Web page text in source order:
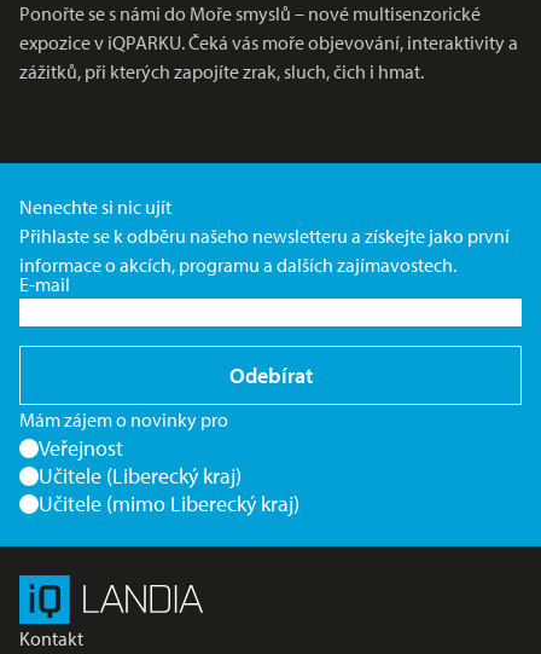
Ponořte se s námi do Moře smyslů – nové multisenzorické
expozice v iQPARKU. Čeká vás moře objevování, interaktivity a
zážitků, při kterých zapojíte zrak, sluch, čich i hmat.
Nenechte si nic ujít
Přihlaste se k odběru našeho newsletteru a získejte jako první
informace o akcích, programu a dalších zajímavostech.
E-mail
Odebírat
Mám zájem o novinky pro
Veřejnost
Učitele (Liberecký kraj)
Učitele (mimo Liberecký kraj)
Kontakt